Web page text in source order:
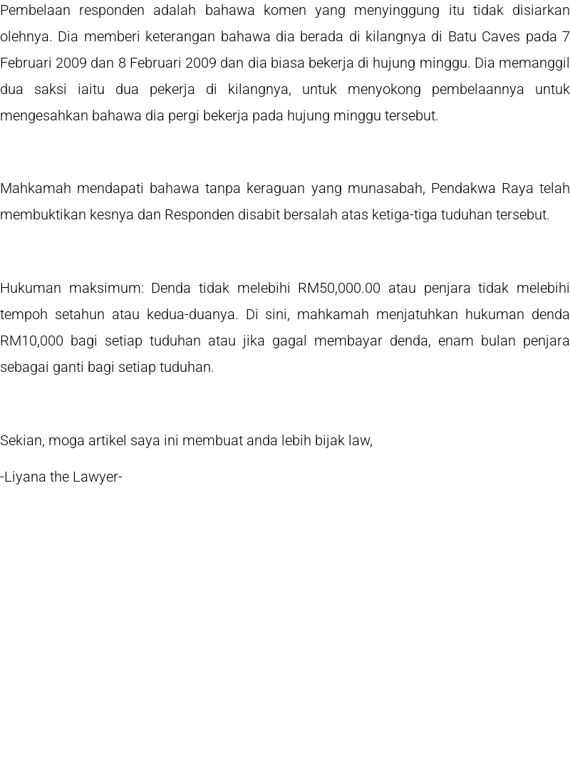
Pembelaan responden adalah bahawa komen yang menyinggung itu tidak disiarkan
olehnya. Dia memberi keterangan bahawa dia berada di kilangnya di Batu Caves pada 7
Februari 2009 dan 8 Februari 2009 dan dia biasa bekerja di hujung minggu. Dia memanggil
dua saksi iaitu dua pekerja di kilangnya, untuk menyokong pembelaannya untuk
mengesahkan bahawa dia pergi bekerja pada hujung minggu tersebut.
Mahkamah mendapati bahawa tanpa keraguan yang munasabah, Pendakwa Raya telah
membuktikan kesnya dan Responden disabit bersalah atas ketiga-tiga tuduhan tersebut.
Hukuman maksimum: Denda tidak melebihi RM50,000.00 atau penjara tidak melebihi
tempoh setahun atau kedua-duanya. Di sini, mahkamah menjatuhkan hukuman denda
RM10,000 bagi setiap tuduhan atau jika gagal membayar denda, enam bulan penjara
sebagai ganti bagi setiap tuduhan.
Sekian, moga artikel saya ini membuat anda lebih bijak law,
-Liyana the Lawyer-